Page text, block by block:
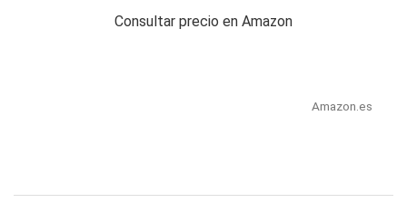
Consultar precio en Amazon
Amazon.es